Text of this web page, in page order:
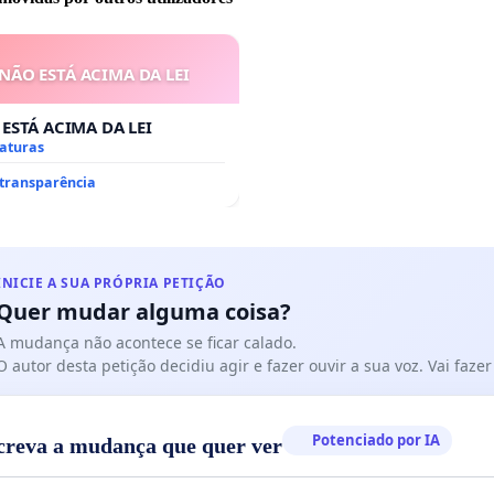
a escola promova formação (para alunos e professores)
literacia digital e cidadania tecnológica.
este abaixo-assinado, manifestas apoio a uma escola
3.º ciclo com respeito e corresponsabilidade
ESTÁ ACIMA DA LEI
ACIMA DA LEI
A SUA PRÓPRIA PETIÇÃO
mudar alguma coisa?
mudança não acontece se ficar calado.
autor desta petição decidiu agir e fazer ouvir a sua voz. Vai fazer
a mudança que quer ver Potenciado por IA